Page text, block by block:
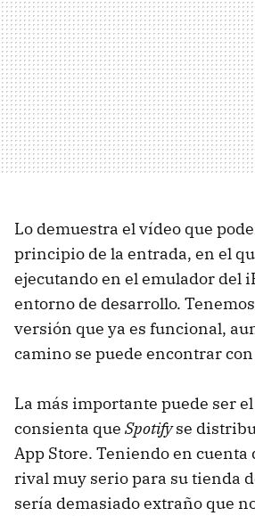
Lo demuestra el vídeo que
principio de la entrada, en el
ejecutando en el emulador del
entorno de desarrollo.
versión que ya es funcional,
camino se puede encontrar
La más importante puede ser
consienta que Spotifyse
App Store. Teniendo en cuenta
rival muy serio para su tienda
sería demasiado extraño que